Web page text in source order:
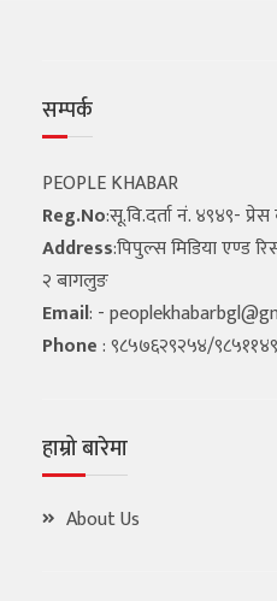
सम्पर्क
PEOPLE KHABAR
Reg.No:सू.वि.दर्ता नं. ४९४९-
Address:पिपुल्स मिडिया एण्ड
२ बागलुङ
Email: -
Phone: ९८५७६२९२५४/
हाम्रो बारेमा
About Us